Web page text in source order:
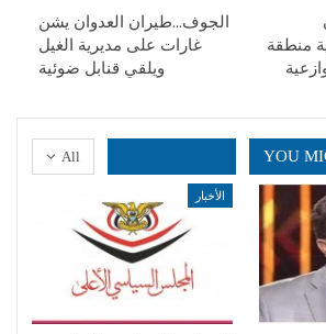
منطقة
الجوف…طيران العدوان يشن
غارات على مديرية الغيل
ويلقي قنابل ضوئية
All YOU
الأخبار